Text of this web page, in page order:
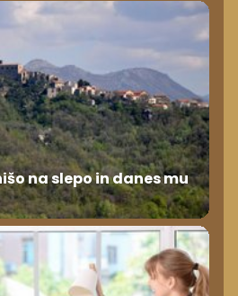
na slepo in danes mu